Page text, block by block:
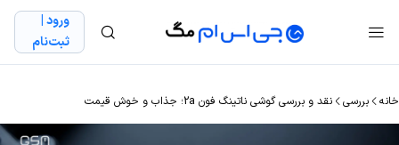
ورود |
ثبت‌نام
خانه بررسی نقد و بررسی گوشی ناتینگ فون 2a؛ جذاب و خوش قیمت